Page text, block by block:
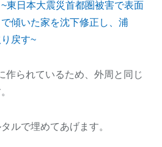
作られているため、外周と同じ
ルで埋めてあげます。